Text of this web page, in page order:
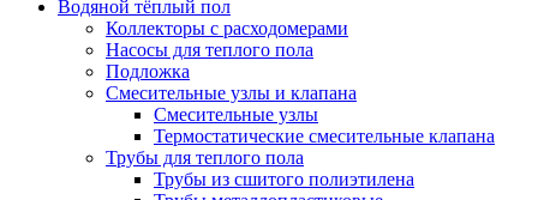
Водяной тёплый пол
Коллекторы с расходомерами
Насосы для теплого пола
Подложка
Смесительные узлы и клапана
Смесительные узлы
Термостатические смесительные клапана
Трубы для теплого пола
Трубы из сшитого полиэтилена